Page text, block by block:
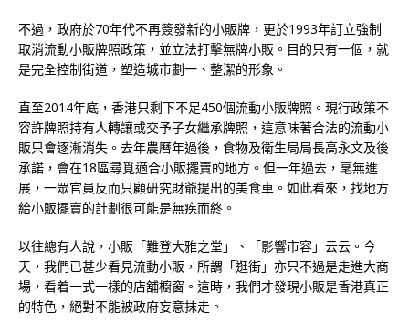
不過，政府於70年代不再簽發新的小販牌，更於1993年訂立強制
取消流動小販牌照政策，並立法打擊無牌小販。目的只有一個，就
是完全控制街道，塑造城市劃一、整潔的形象。
直至2014年底，香港只剩下不足450個流動小販牌照。現行政策不
容許牌照持有人轉讓或交予子女繼承牌照，這意味著合法的流動小
販只會逐漸消失。去年農曆年過後， 食物及衛生局局長高永文及後
承諾，會在18區尋覓適合小販擺賣的地方。但一年過去，毫無進
展，一眾官員反而只顧研究財爺提出的美食車。如此看來，找地方
給小販擺賣的計劃很可能是無疾而終。
以往總有人說，小販「難登大雅之堂」、「影響市容」云云。今
天，我們已甚少看見流動小販，所謂「逛街」亦只不過是走進大商
場，看着一式一樣的店舖櫥窗。這時，我們才發現小販是香港真正
的特色，絕對不能被政府妄意抹走。